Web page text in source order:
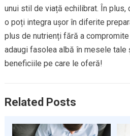
unui stil de viață echilibrat. În
o poți integra ușor în diferite
plus de nutrienți fără a
adaugi fasolea albă în mesele tale
beneficiile pe care le oferă!
Related Posts